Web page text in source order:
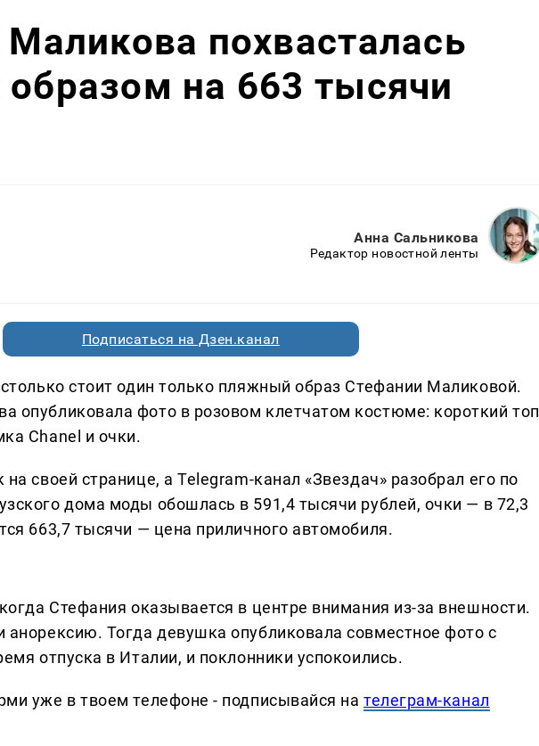
похвасталась
на 663 тысячи
Анна Сальникова
Редактор новостной ленты
Подписаться на Дзен.канал
стоит один только пляжный образ Стефании Маликовой.
опубликовала фото в розовом клетчатом костюме: короткий топ
Chanel и очки.
своей странице, а Telegram-канал «Звездач» разобрал его по
дома моды обошлась в 591,4 тысячи рублей, очки — в 72,3
663,7 тысячи — цена приличного автомобиля.
Стефания оказывается в центре внимания из-за внешности.
Тогда девушка опубликовала совместное фото с
отпуска в Италии, и поклонники успокоились.
уже в твоем телефоне - подписывайся нателеграм-канал